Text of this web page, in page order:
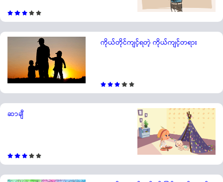
ကိုယ်တိုင်ကျင့်ရတဲ့ ကိုယ်ကျင့်တရား
ဆာချီ